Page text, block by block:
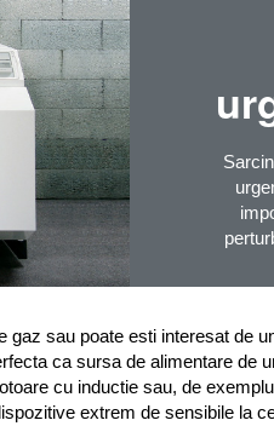
gaz sau poate esti interesat de
ca sursa de alimentare de
cu inductie sau, de
extrem de sensibile la